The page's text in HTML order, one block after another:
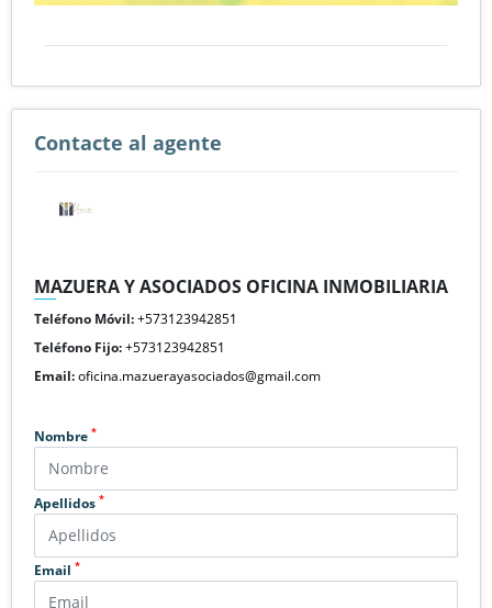
Contacte al agente
MAZUERA Y ASOCIADOS OFICINA INMOBILIARIA
Teléfono Móvil:+573123942851
Teléfono Fijo:+573123942851
Email:oficina.mazuerayasociados@gmail.com
Nombre *
Apellidos *
Email *